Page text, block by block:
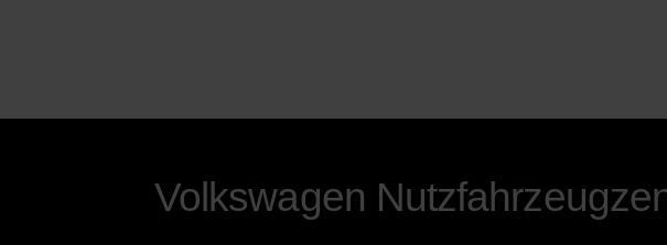
Volkswagen